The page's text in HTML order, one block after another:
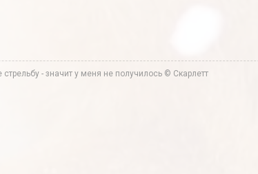
- значит у меня не получилось © Скарлетт